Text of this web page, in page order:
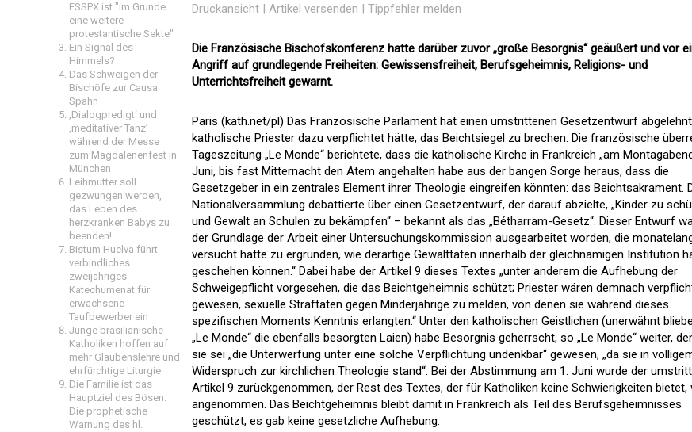
FSSPX ist "im Grunde
eine weitere
protestantische Sekte"
Ein Signal des
Himmels?
Das Schweigen der
Bischöfe zur Causa
Spahn
‚Dialogpredigt‘ und
‚meditativer Tanz’
während der Messe
zum Magdalenenfest in
München
Leihmutter soll
gezwungen werden,
das Leben des
herzkranken Babys zu
beenden!
Bistum Huelva führt
verbindliches
zweijähriges
Katechumenat für
erwachsene
Taufbewerber ein
Junge brasilianische
Katholiken hoffen auf
mehr Glaubenslehre und
ehrfürchtige Liturgie
Die Familie ist das
Hauptziel des Bösen:
Die prophetische
Warnung des hl.
Druckansicht | Artikel versenden | Tippfehler melden
Die Französische Bischofskonferenz hatte darüber zuvor „große Besorgnis“ geäußert und vor
Angriff auf grundlegende Freiheiten: Gewissensfreiheit, Berufsgeheimnis, Religions- und
Unterrichtsfreiheit gewarnt.
Paris (kath.net/pl) Das Französische Parlament hat einen umstrittenen Gesetzentwurf
katholische Priester dazu verpflichtet hätte, das Beichtsiegel zu brechen. Die französische
Tageszeitung „Le Monde“ berichtete, dass die katholische Kirche in Frankreich „am
Juni, bis fast Mitternacht den Atem angehalten habe aus der bangen Sorge heraus, dass die
Gesetzgeber in ein zentrales Element ihrer Theologie eingreifen könnten: das Beichtsakrament.
Nationalversammlung debattierte über einen Gesetzentwurf, der darauf abzielte, „Kinder zu
und Gewalt an Schulen zu bekämpfen“ – bekannt als das „Bétharram-Gesetz“. Dieser Entwurf
der Grundlage der Arbeit einer Untersuchungskommission ausgearbeitet worden, die
versucht hatte zu ergründen, wie derartige Gewalttaten innerhalb der gleichnamigen Institution
geschehen können.“ Dabei habe der Artikel 9 dieses Textes „unter anderem die Aufhebung der
Schweigepflicht vorgesehen, die das Beichtgeheimnis schützt; Priester wären demnach
gewesen, sexuelle Straftaten gegen Minderjährige zu melden, von denen sie während dieses
spezifischen Moments Kenntnis erlangten.“ Unter den katholischen Geistlichen (unerwähnt
„Le Monde“ die ebenfalls besorgten Laien) habe Besorgnis geherrscht, so „Le Monde“ weiter,
sie sei „die Unterwerfung unter eine solche Verpflichtung undenkbar“ gewesen, „da sie in
Widerspruch zur kirchlichen Theologie stand“. Bei der Abstimmung am 1. Juni wurde der
Artikel 9 zurückgenommen, der Rest des Textes, der für Katholiken keine Schwierigkeiten bietet,
angenommen. Das Beichtgeheimnis bleibt damit in Frankreich als Teil des Berufsgeheimnisses
geschützt, es gab keine gesetzliche Aufhebung.